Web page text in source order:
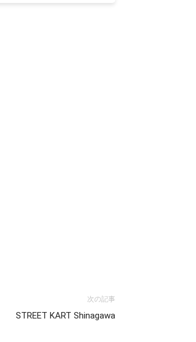
次の記事
STREET KART Shinagawa